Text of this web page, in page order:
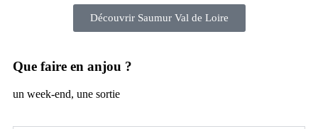
Découvrir Saumur Val de Loire
Que faire en anjou ?
un week-end, une sortie